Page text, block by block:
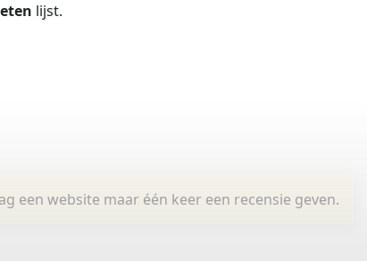
lijst.
een website maar één keer een recensie geven.